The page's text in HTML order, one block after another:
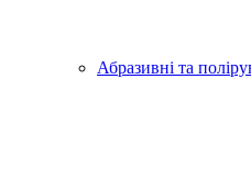
Абразивні та